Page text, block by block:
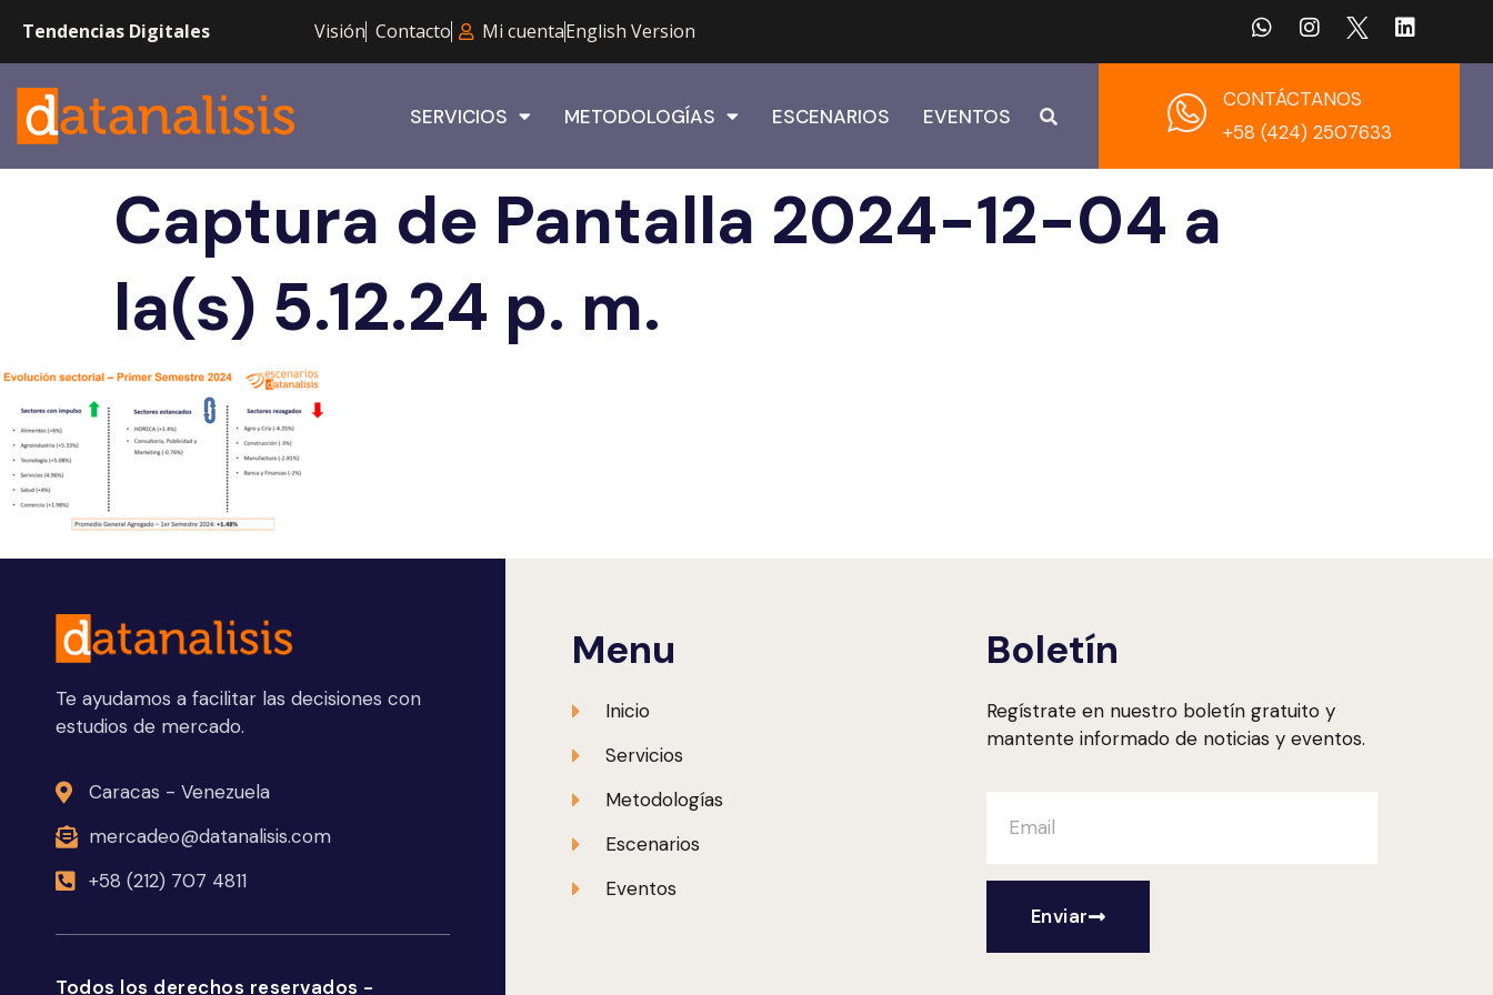
Tendencias Digitales Visión Contacto Mi cuentaEnglish Version
SERVICIOS METODOLOGÍAS ESCENARIOS EVENTOS
CONTÁCTANOS
+58 (424) 2507633
Captura de Pantalla 2024-12-04 a
la(s) 5.12.24 p. m.
Te ayudamos a facilitar las decisiones con
estudios de mercado.
Caracas - Venezuela
mercadeo@datanalisis.com
+58 (212) 707 4811
Todos los derechos reservados -
Menu
Inicio
Servicios
Metodologías
Escenarios
Eventos
Boletín
Regístrate en nuestro boletín gratuito y
mantente informado de noticias y eventos.
Enviar